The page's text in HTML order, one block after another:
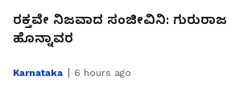
ರಕ್ತವೇ ನಿಜವಾದ ಸಂಜೀವಿನಿ: ಗುರುರಾಜ
ಹೊನ್ನಾವರ
Karnataka 6 hours ago